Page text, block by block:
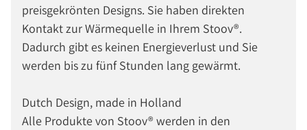
preisgekrönten Designs. Sie haben direkten
Kontakt zur Wärmequelle in Ihrem Stoov®.
Dadurch gibt es keinen Energieverlust und Sie
werden bis zu fünf Stunden lang gewärmt.
Dutch Design, made in Holland
Alle Produkte von Stoov® werden in den